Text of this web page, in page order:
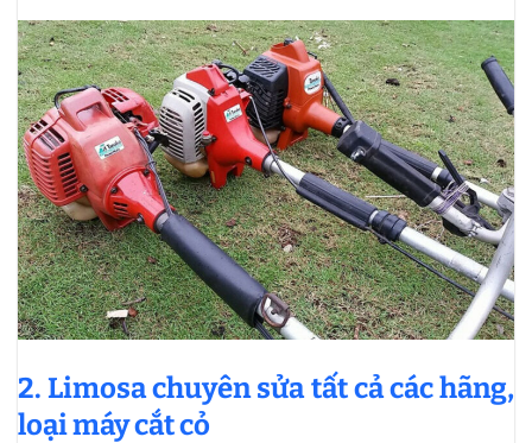
2. Limosa chuyên sửa tất cả các hãng,
loại máy cắt cỏ